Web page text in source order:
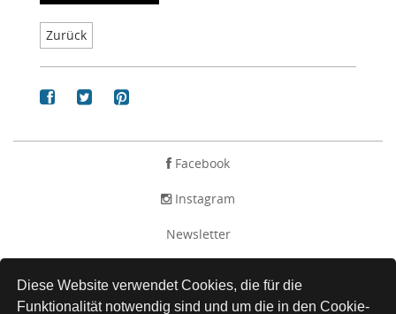
Diese Website verwendet Cookies, die für die
Funktionalität notwendig sind und um die in den Cookie-
Zurück
Facebook
Instagram
Newsletter
Impressum